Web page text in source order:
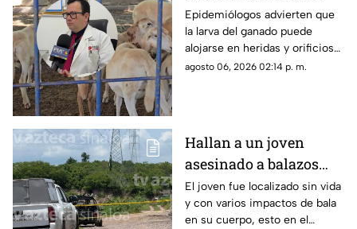
humanos: Expertos
alertan por miasis en
Sinaloa
Epidemiólogos advierten que
la larva del ganado puede
alojarse en heridas y orificios
de las personas para devorar
agosto 06, 2026 02:14 p. m.
Hallan a un joven
asesinado a balazos
cerca del basurón de
Culiacán
El joven fue localizado sin vida
y con varios impactos de bala
en su cuerpo, esto en el